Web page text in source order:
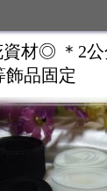
材◎ ＊2公
飾品固定